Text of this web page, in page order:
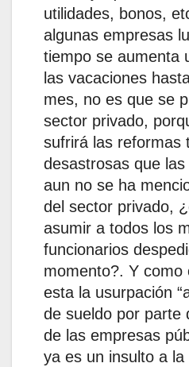
utilidades, bonos,
algunas empresas
tiempo se aumenta
las vacaciones
mes, no es que se
sector privado,
sufrirá las reformas
desastrosas que
aun no se ha
del sector privado,
asumir a todos los
funcionarios
momento?. Y como
esta la usurpación
de sueldo por parte
de las empresas
ya es un insulto a la